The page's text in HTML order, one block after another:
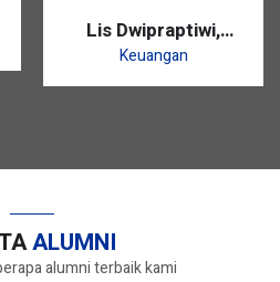
Lis Dwipraptiwi,
S.Pd.
Keuangan
ALUMNI
alumni terbaik kami